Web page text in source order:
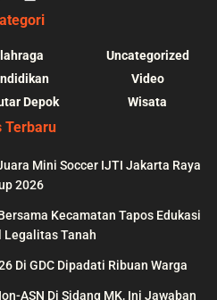
Depok
Uncategorized
Video
Wisata
Terbaru
Mini Soccer IJTI Jakarta Raya
2026
Kecamatan Tapos Edukasi
Legalitas Tanah
Di GDC Dipadati Ribuan Warga
ASN Di Sidang MK, Ini Jawaban
line
:
content/themes/
could be found in